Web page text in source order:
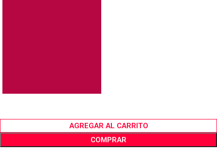
AGREGAR AL CARRITO
COMPRAR